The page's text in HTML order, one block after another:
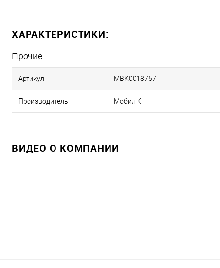
ХАРАКТЕРИСТИКИ:
Прочие
Артикул MBK0018757
Производитель Мобил К
ВИДЕО О КОМПАНИИ